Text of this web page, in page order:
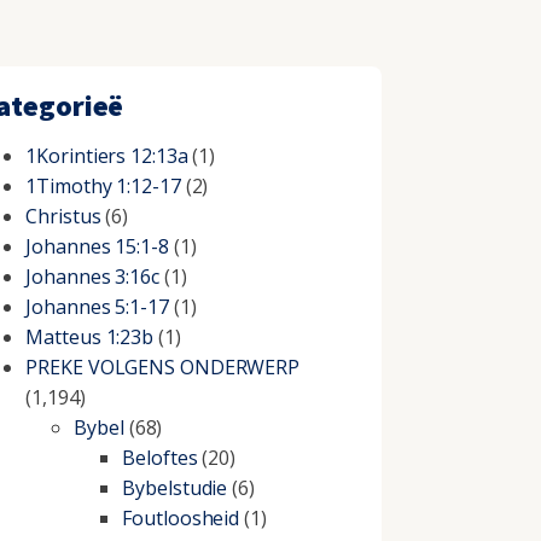
1Korintiers 12:13a(1)
1Timothy 1:12-17(2)
Christus(6)
Johannes 15:1-8 (1)
Johannes 3:16c(1)
Johannes 5:1-17(1)
Matteus 1:23b (1)
PREKE VOLGENS ONDERWERP
(1,194)
Bybel (68)
Beloftes(20)
Bybelstudie (6)
Foutloosheid (1)